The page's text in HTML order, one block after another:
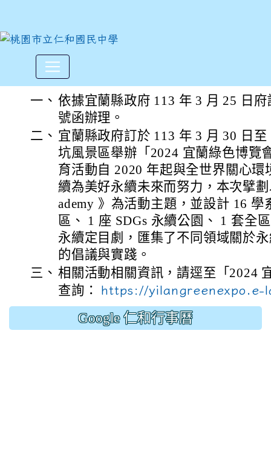
宜蘭縣政府於113年3月30日
一、 依據宜蘭縣政府 113 年 3 月 25 日
號函辦理。
二、 宜蘭縣政府訂於 113 年 3 月 30 日
坑風景區舉辦「2024 宜蘭綠色博覽
育活動自 2020 年起與全世界關心
續為美好永續未來而努力，本次擘
ademy 》為活動主題，並設計 16
區、 1 座 SDGs 永續公園、 1 套全
永續定目劇，匯集了不同領域關於
的倡議與實踐。
三、 相關活動相關資訊，請逕至「2024
查詢： https://yilangreenexpo.e-
Google 仁和行事曆